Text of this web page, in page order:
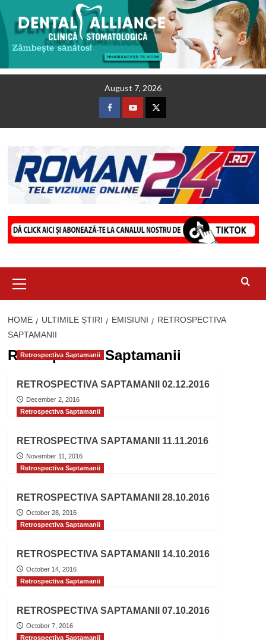
August 7, 2026
FacebookYoutubeTwitter
Menu
HOME ULTIMILE ȘTIRI EMISIUNI
RETROSPECTIVA
SAPTAMANII
Retrospectiva Saptamanii
Retrospectiva Saptamanii
RETROSPECTIVA SAPTAMANII 02.12.2016
December 2, 2016
Retrospectiva Saptamanii
RETROSPECTIVA SAPTAMANII 11.11.2016
November 11, 2016
Retrospectiva Saptamanii
RETROSPECTIVA SAPTAMANII 28.10.2016
October 28, 2016
Retrospectiva Saptamanii
RETROSPECTIVA SAPTAMANII 14.10.2016
October 14, 2016
Retrospectiva Saptamanii
RETROSPECTIVA SAPTAMANII 07.10.2016
October 7, 2016
Retrospectiva Saptamanii